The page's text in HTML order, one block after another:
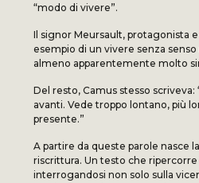
“modo di vivere”.
Il signor Meursault, protagonista
esempio di un vivere senza
almeno apparentemente molto
Del resto, Camus stesso scriveva:
avanti. Vede troppo lontano, più
presente.”
A partire da queste parole nasce
riscrittura. Un testo che
interrogandosi non solo sulla